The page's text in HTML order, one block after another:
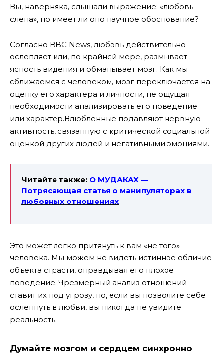
Вы, наверняка, слышали выражение: «любовь
слепа», но имеет ли оно научное обоснование?
Согласно BBC News, любовь действительно
ослепляет или, по крайней мере, размывает
ясность видения и обманывает мозг. Как мы
сближаемся с человеком, мозг переключается на
оценку его характера и личности, не ощущая
необходимости анализировать его поведение
или характер.Влюбленные подавляют нервную
активность, связанную с критической социальной
оценкой других людей и негативными эмоциями.
Читайте также: О МУДАКАХ —
Потрясающая статья о манипуляторах в
любовных отношениях
Это может легко притянуть к вам «не того»
человека. Мы можем не видеть истинное обличие
объекта страсти, оправдывая его плохое
поведение. Чрезмерный анализ отношений
ставит их под угрозу, но, если вы позволите себе
ослепнуть в любви, вы никогда не увидите
реальность.
Думайте мозгом и сердцем синхронно